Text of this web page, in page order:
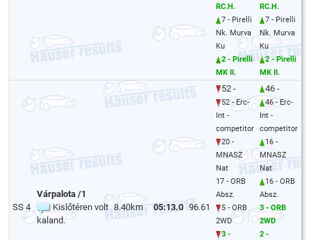
RC.H.
7 - Pirelli
Nk. Murva
Ku
2 - Pirelli
MK II.
RC.H.
7 - Pirelli
Nk. Murva
Ku
2 - Pirelli
MK II.
SS 4
Várpalota /1
Kislőtéren volt
kaland.
8.40km 05:13.0 96.61
52 -
52 - Erc-
Int -
competitor
20 -
MNASZ
Nat
17 - ORB
Absz.
5 - ORB
2WD
3 -
46 -
46 - Erc-
Int -
competitor
16 -
MNASZ
Nat
16 - ORB
Absz.
3 - ORB
2WD
2 -